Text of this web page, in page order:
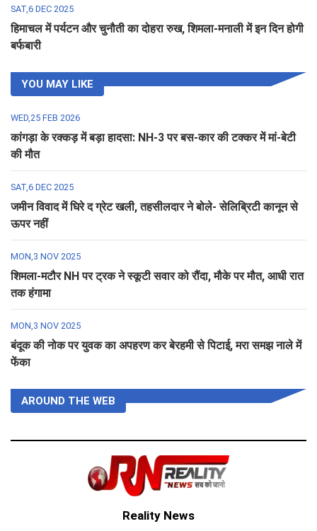
SAT,6 DEC 2025
हिमाचल में पर्यटन और चुनौती का दोहरा रुख, शिमला-मनाली में इन दिन होगी
बर्फबारी
YOU MAY LIKE
WED,25 FEB 2026
कांगड़ा के रक्कड़ में बड़ा हादसा: NH-3 पर बस-कार की टक्कर में मां-बेटी
की मौत
SAT,6 DEC 2025
जमीन विवाद में घिरे द ग्रेट खली, तहसीलदार ने बोले- सेलिब्रिटी कानून से
ऊपर नहीं
MON,3 NOV 2025
शिमला-मटौर NH पर ट्रक ने स्कूटी सवार को रौंदा, मौके पर मौत, आधी रात
तक हंगामा
MON,3 NOV 2025
बंदूक की नोक पर युवक का अपहरण कर बेरहमी से पिटाई, मरा समझ नाले में
फेंका
AROUND THE WEB
Reality News